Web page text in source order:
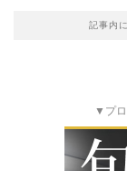
記事内
▼プ